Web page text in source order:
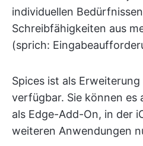
individuellen
Schreibfähigkeiten aus
(sprich:
Spices ist als
verfügbar. Sie können es
als Edge-Add-On, in der
weiteren Anwendungen